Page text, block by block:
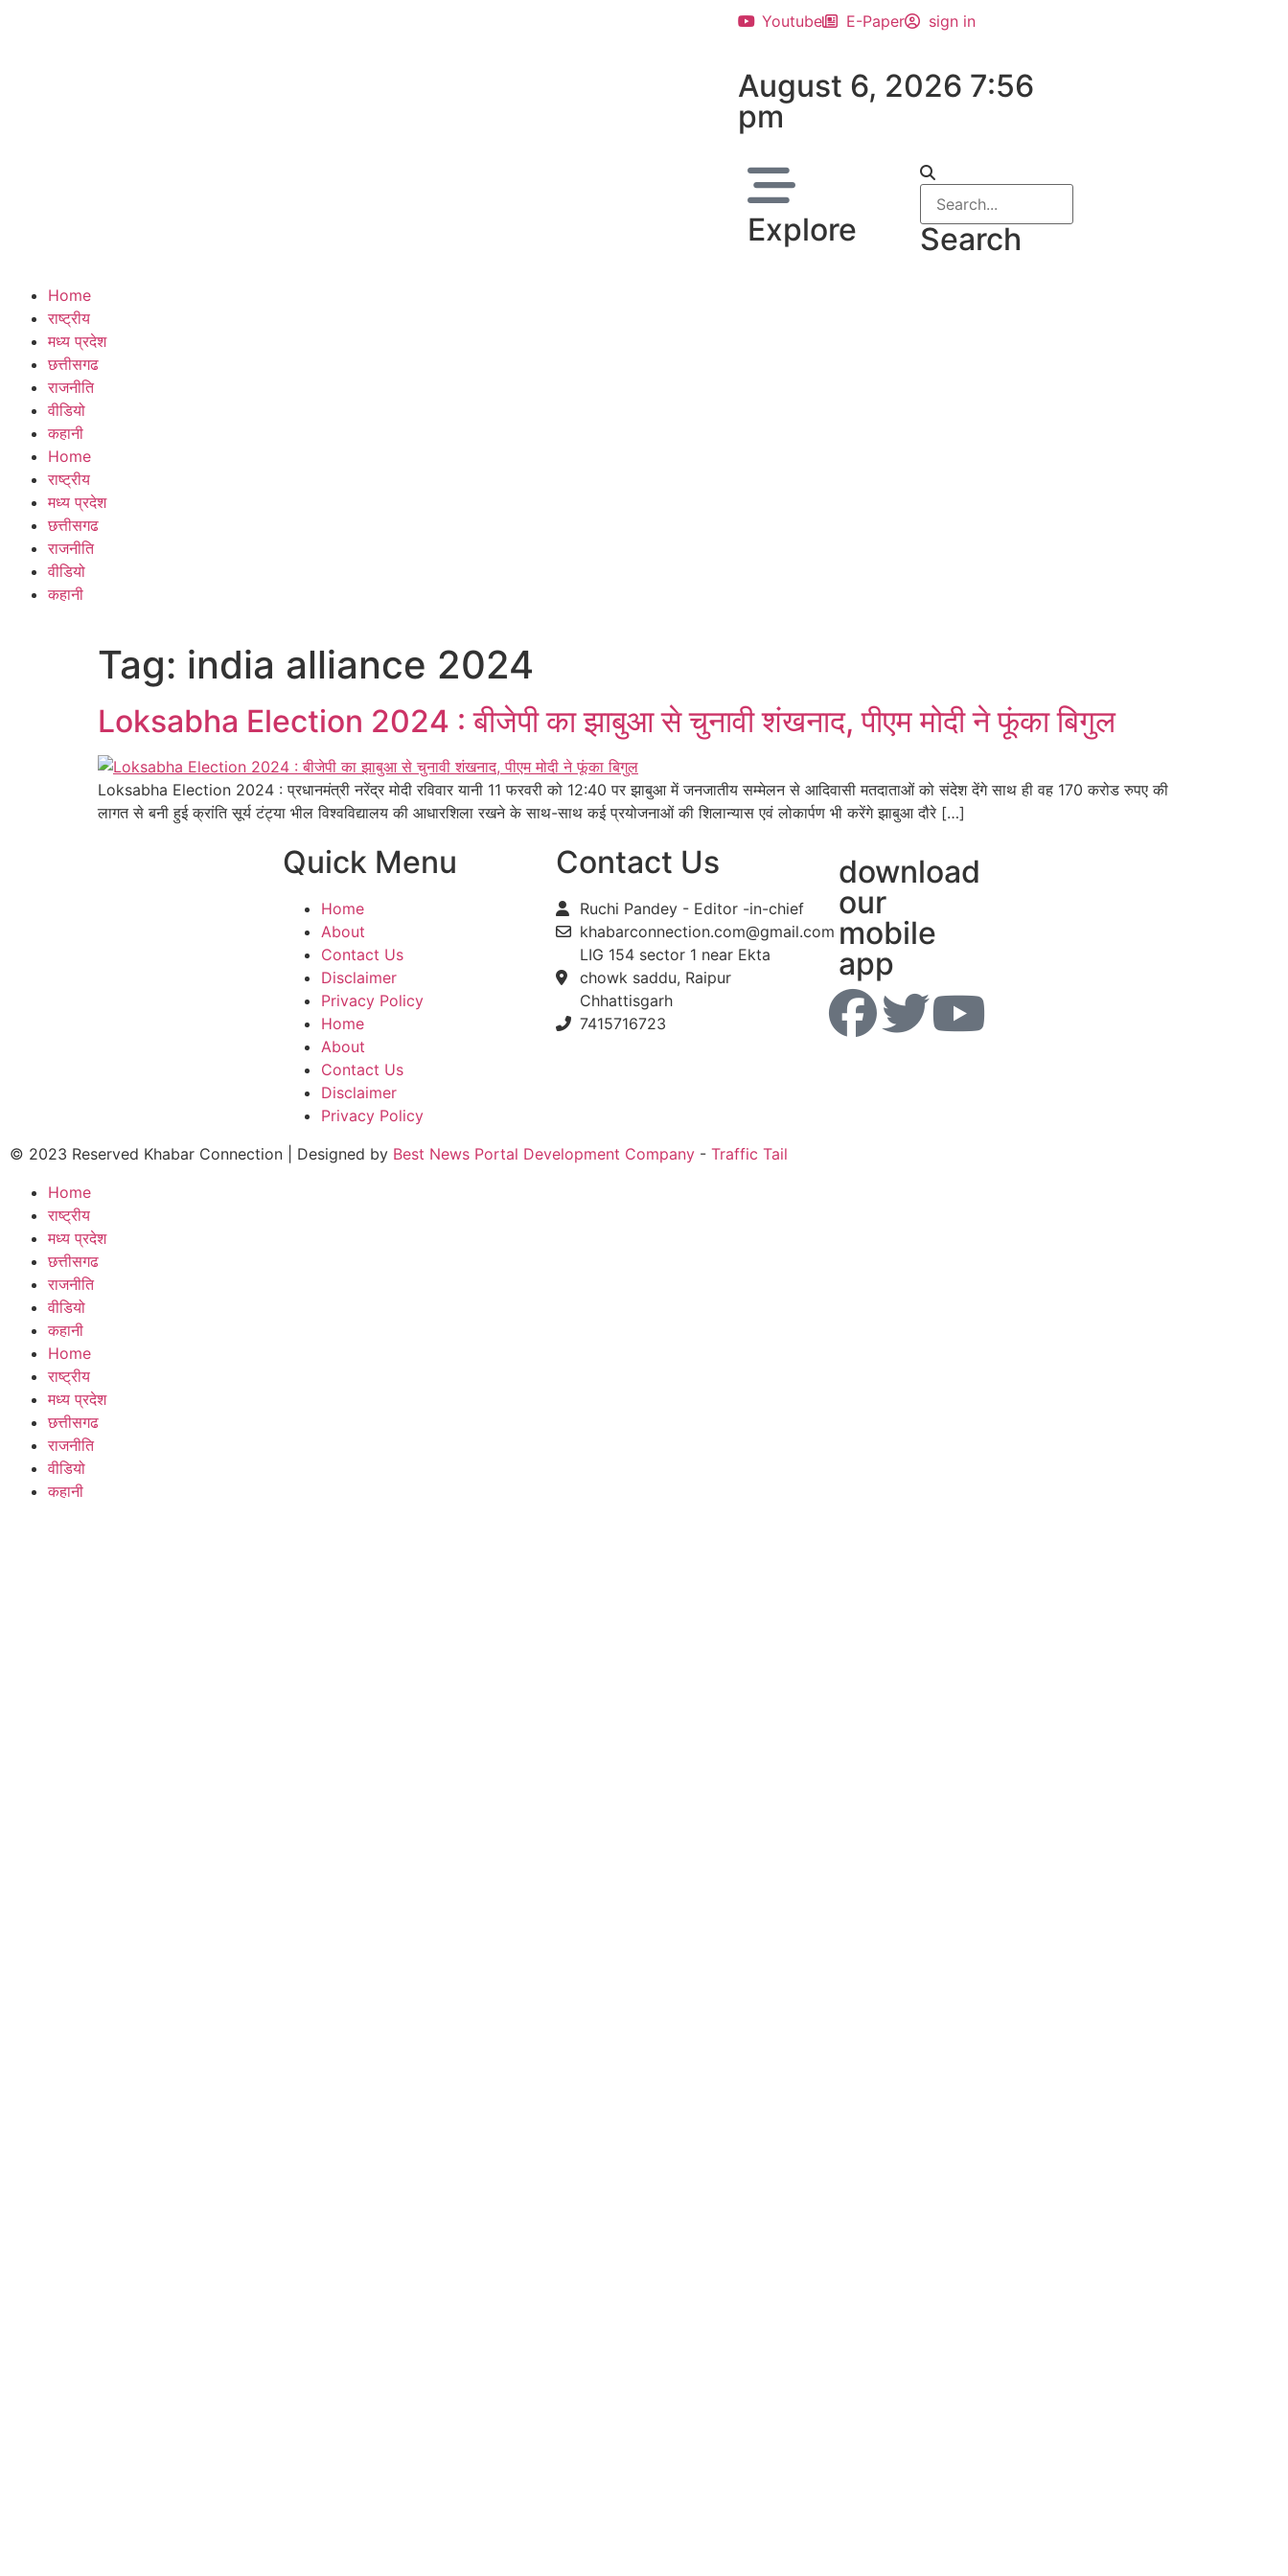
Youtube E-Paper sign in
August 6, 2026 7:56
pm
Explore Search
Home
राष्ट्रीय
मध्य प्रदेश
छत्तीसगढ
राजनीति
वीडियो
कहानी
Home
राष्ट्रीय
मध्य प्रदेश
छत्तीसगढ
राजनीति
वीडियो
कहानी
Tag: india alliance 2024
Loksabha Election 2024 : बीजेपी का झाबुआ से चुनावी शंखनाद, पीएम मोदी ने फूंका बिगुल
Loksabha Election 2024 : प्रधानमंत्री नरेंद्र मोदी रविवार यानी 11 फरवरी को 12:40 पर झाबुआ में जनजातीय सम्मेलन से आदिवासी मतदाताओं को संदेश देंगे साथ ही वह 170 करोड रुपए की
लागत से बनी हुई क्रांति सूर्य टंट्या भील विश्वविद्यालय की आधारशिला रखने के साथ-साथ कई प्रयोजनाओं की शिलान्यास एवं लोकार्पण भी करेंगे झाबुआ दौरे […]
Quick Menu
Home
About
Contact Us
Disclaimer
Privacy Policy
Home
About
Contact Us
Disclaimer
Privacy Policy
Contact Us
Ruchi Pandey - Editor -in-chief
khabarconnection.com@gmail.com
LIG 154 sector 1 near Ekta
chowk saddu, Raipur
Chhattisgarh
7415716723
download
our
mobile
app
© 2023 Reserved Khabar Connection | Designed by Best News Portal Development Company - Traffic Tail
Home
राष्ट्रीय
मध्य प्रदेश
छत्तीसगढ
राजनीति
वीडियो
कहानी
Home
राष्ट्रीय
मध्य प्रदेश
छत्तीसगढ
राजनीति
वीडियो
कहानी